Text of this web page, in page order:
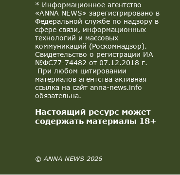
* Информационное агентство
«ANNA NEWS» зарегистрировано в
Федеральной службе по надзору в
сфере связи, информационных
технологий и массовых
коммуникаций (Роскомнадзор).
Свидетельство о регистрации ИА
№ФС77-74482 от 07.12.2018 г.
При любом цитировании
материалов агентства активная
ссылка на сайт anna-news.info
обязательна.
Настоящий ресурс может
содержать материалы 18+
© ANNA NEWS 2026